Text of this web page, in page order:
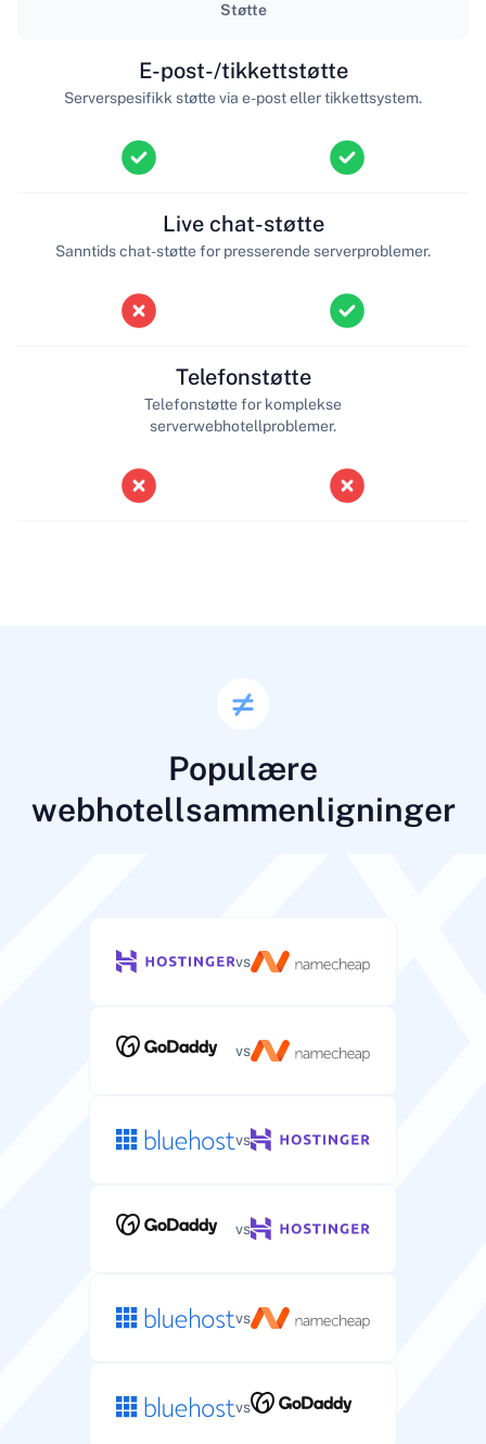
Støtte
E-post-/tikkettstøtte
Serverspesifikk støtte via e-post eller tikkettsystem.
Live chat-støtte
Sanntids chat-støtte for presserende serverproblemer.
Telefonstøtte
Telefonstøtte for komplekse
serverwebhotellproblemer.
Populære
webhotellsammenligninger
vs
vs
vs
vs
vs
vs